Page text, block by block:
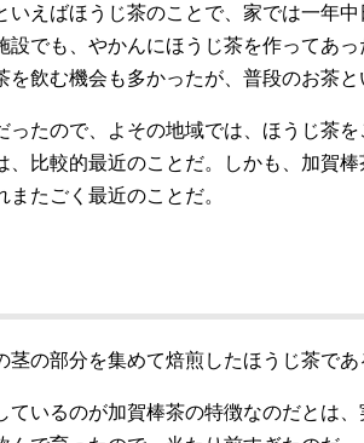
いえばほうじ茶のことで、家では一年
設でも、やかんにほうじ茶を作ってあ
を飲む機会も多かったが、普段のお茶と
ったので、よその地域では、ほうじ茶
、比較的最近のことだ。しかも、加賀
またごく最近のことだ。
茎の部分を集めて焙煎したほうじ茶であ
ているのが加賀棒茶の特徴なのだとは、